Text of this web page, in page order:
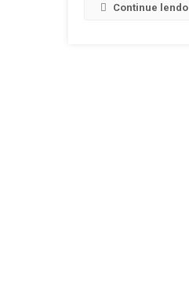
Continue lendo